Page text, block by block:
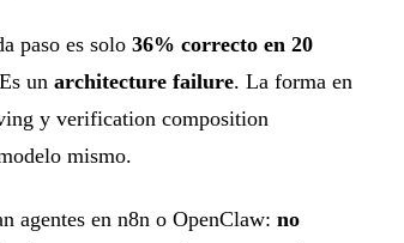
paso es solo 36% correcto en 20
un architecture failure. La forma en
y verification composition
mismo.
agentes en n8n o OpenClaw: no